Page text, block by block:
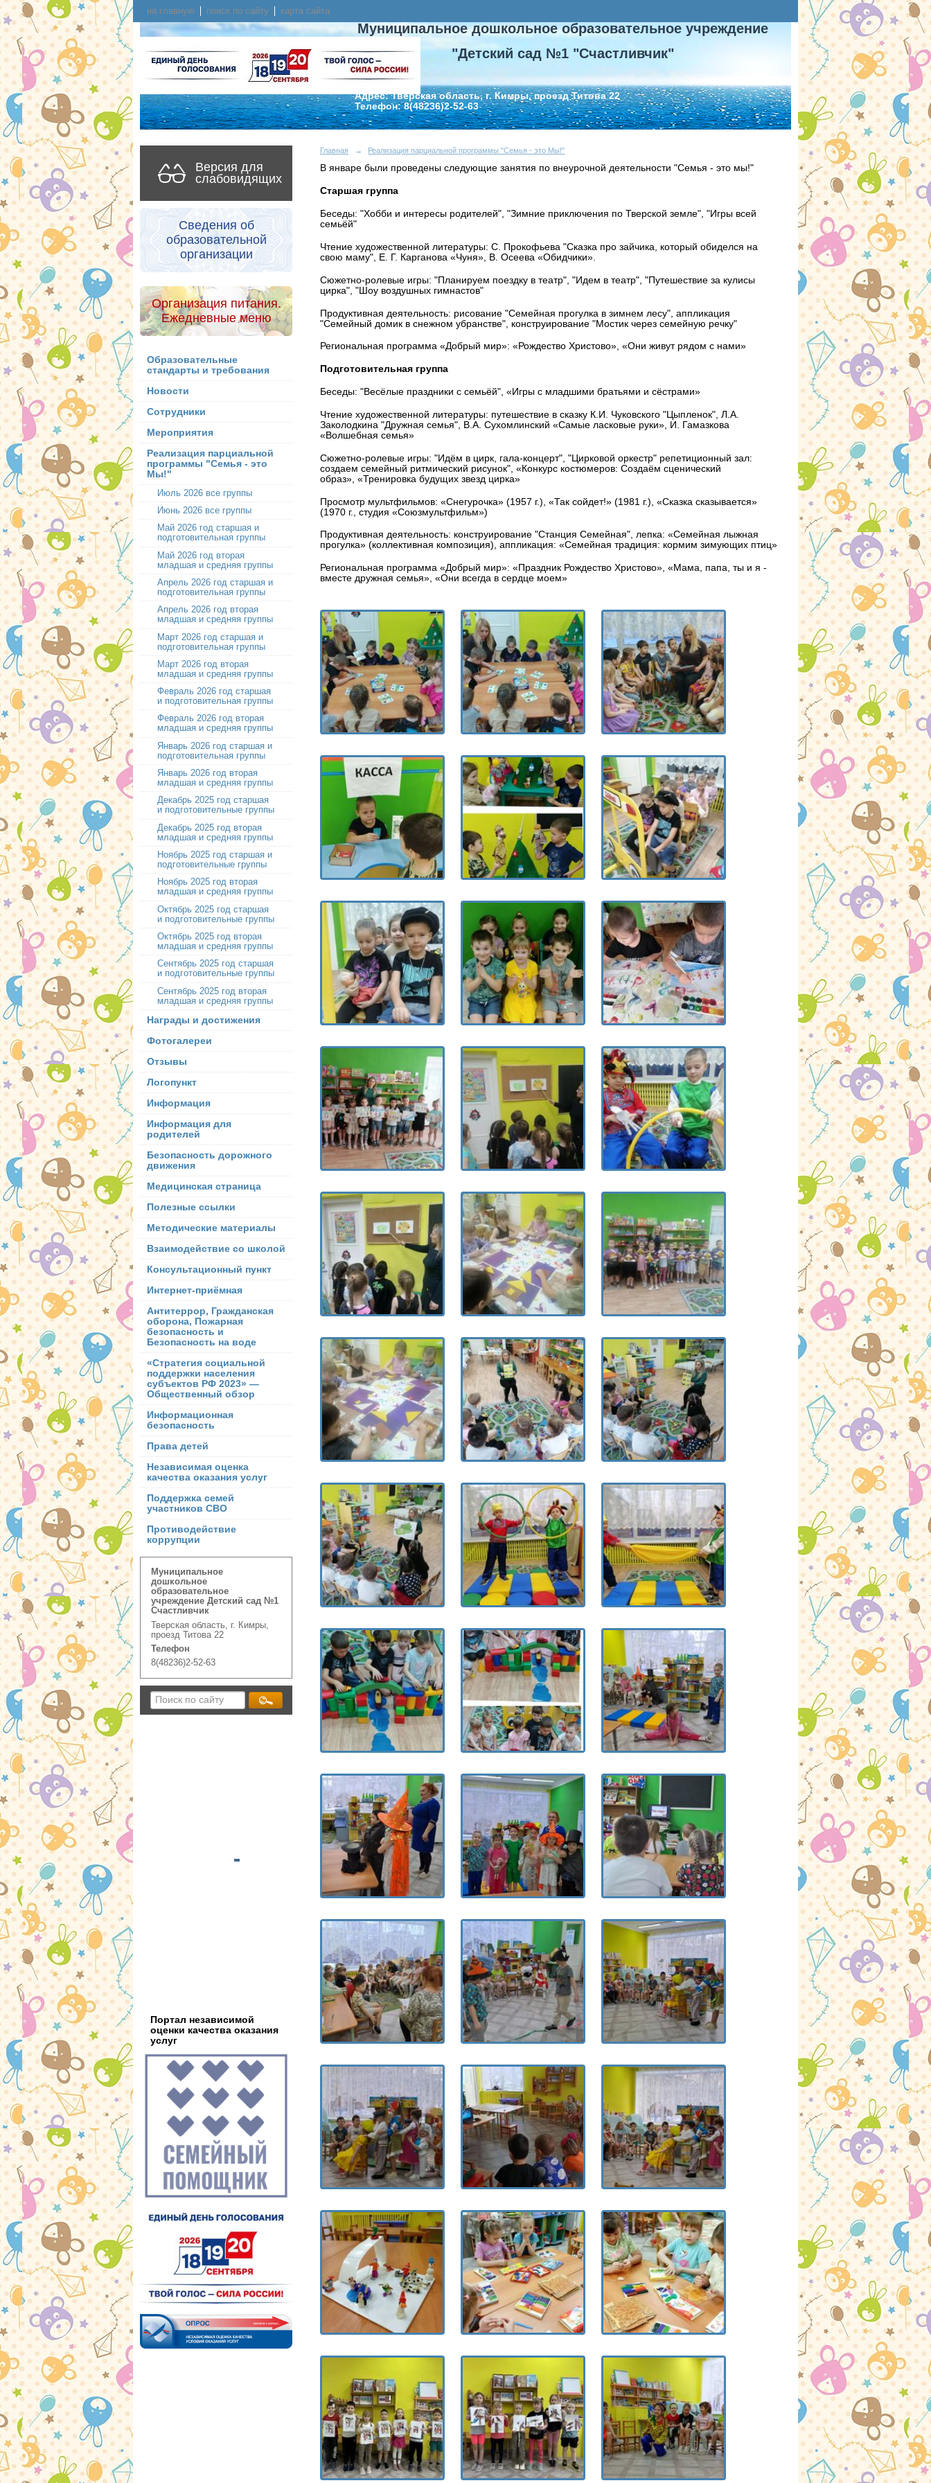
на главную поиск по сайту карта сайта
Муниципальное дошкольное образовательное учреждение
"Детский сад №1 "Счастливчик"
Адрес: Тверская область, г. Кимры, проезд Титова 22
Телефон: 8(48236)2-52-63
Версия для
слабовидящих
Сведения об
образовательной
организации
Организация питания.
Ежедневные меню
Образовательные
стандарты и требования
Новости
Сотрудники
Мероприятия
Реализация парциальной
программы "Семья - это
Мы!"
Июль 2026 все группы
Июнь 2026 все группы
Май 2026 год старшая и
подготовительная группы
Май 2026 год вторая
младшая и средняя группы
Апрель 2026 год старшая и
подготовительная группы
Апрель 2026 год вторая
младшая и средняя группы
Март 2026 год старшая и
подготовительная группы
Март 2026 год вторая
младшая и средняя группы
Февраль 2026 год старшая
и подготовительная группы
Февраль 2026 год вторая
младшая и средняя группы
Январь 2026 год старшая и
подготовительная группы
Январь 2026 год вторая
младшая и средняя группы
Декабрь 2025 год старшая
и подготовительные группы
Декабрь 2025 год вторая
младшая и средняя группы
Ноябрь 2025 год старшая и
подготовительные группы
Ноябрь 2025 год вторая
младшая и средняя группы
Октябрь 2025 год старшая
и подготовительные группы
Октябрь 2025 год вторая
младшая и средняя группы
Сентябрь 2025 год старшая
и подготовительные группы
Сентябрь 2025 год вторая
младшая и средняя группы
Награды и достижения
Фотогалереи
Отзывы
Логопункт
Информация
Информация для
родителей
Безопасность дорожного
движения
Медицинская страница
Полезные ссылки
Методические материалы
Взаимодействие со школой
Консультационный пункт
Интернет-приёмная
Антитеррор, Гражданская
оборона, Пожарная
безопасность и
Безопасность на воде
«Стратегия социальной
поддержки населения
субъектов РФ 2023» —
Общественный обзор
Информационная
безопасность
Права детей
Независимая оценка
качества оказания услуг
Поддержка семей
участников СВО
Противодействие
коррупции
Муниципальное
дошкольное
образовательное
учреждение Детский сад №1
Счастливчик
Тверская область, г. Кимры,
проезд Титова 22
Телефон
8(48236)2-52-63
Портал независимой
оценки качества оказания
услуг
Главная → Реализация парциальной программы "Семья - это Мы!"
В январе были проведены следующие занятия по внеурочной деятельности "Семья - это мы!"
Старшая группа
Беседы: "Хобби и интересы родителей", "Зимние приключения по Тверской земле", "Игры всей
семьёй"
Чтение художественной литературы: С. Прокофьева "Сказка про зайчика, который обиделся на
свою маму", Е. Г. Карганова «Чуня», В. Осеева «Обидчики».
Сюжетно-ролевые игры: "Планируем поездку в театр", "Идем в театр", "Путешествие за кулисы
цирка", "Шоу воздушных гимнастов"
Продуктивная деятельность: рисование "Семейная прогулка в зимнем лесу", аппликация
"Семейный домик в снежном убранстве", конструирование "Мостик через семейную речку"
Региональная программа «Добрый мир»: «Рождество Христово», «Они живут рядом с нами»
Подготовительная группа
Беседы: "Весёлые праздники с семьёй", «Игры с младшими братьями и сёстрами»
Чтение художественной литературы: путешествие в сказку К.И. Чуковского "Цыпленок", Л.А.
Заколодкина "Дружная семья", В.А. Сухомлинский «Самые ласковые руки»,
И. Гамазкова
«Волшебная семья»
Сюжетно-ролевые игры: "Идём в цирк, гала-концерт", "Цирковой оркестр" репетиционный зал:
создаем семейный ритмический рисунок", «Конкурс костюмеров: Создаём сценический
образ», «Тренировка будущих звезд цирка»
Просмотр мультфильмов: «Снегурочка» (1957 г.), «Так сойдет!» (1981 г.), «Сказка сказывается»
(1970 г., студия «Союзмультфильм»)
Продуктивная деятельность: конструирование "Станция Семейная", лепка: «Семейная лыжная
прогулка» (коллективная композиция), аппликация: «Семейная традиция: кормим зимующих птиц»
Региональная программа «Добрый мир»: «Праздник Рождество Христово», «Мама, папа, ты и я -
вместе дружная семья», «Они всегда в сердце моем»